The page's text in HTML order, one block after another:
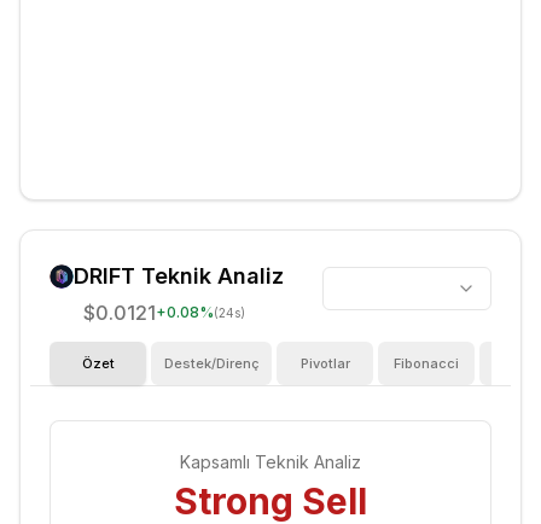
DRIFT Teknik Analiz
$0.0121+0.08%(24s)
Özet Destek/Direnç Pivotlar Fibonacci
Kapsamlı Teknik Analiz
Strong Sell